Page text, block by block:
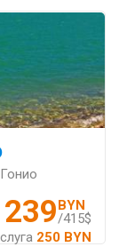
BYN
/415$
250 BYN